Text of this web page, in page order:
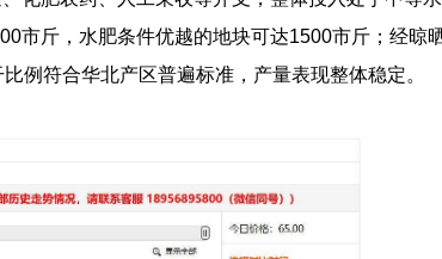
市斤，水肥条件优越的地块可达1500市斤；经晾
例符合华北产区普遍标准，产量表现整体稳定。